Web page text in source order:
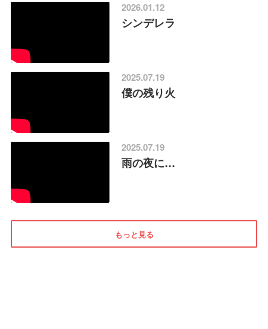
2026.01.12
シンデレラ
2025.07.19
僕の残り火
2025.07.19
雨の夜に…
もっと見る